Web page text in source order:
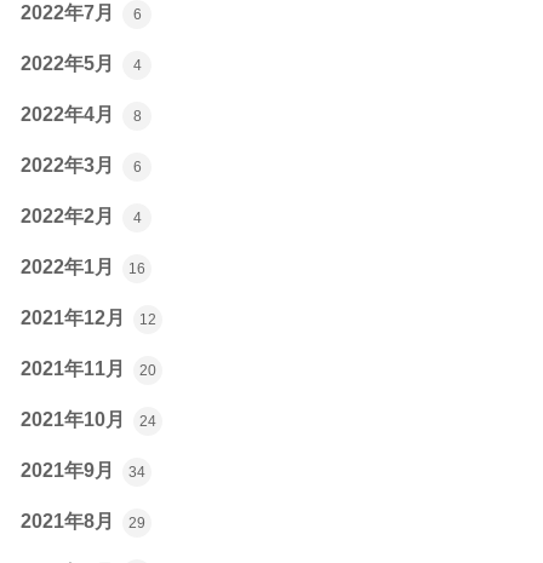
2022年7月 6
2022年5月 4
2022年4月 8
2022年3月 6
2022年2月 4
2022年1月 16
2021年12月 12
2021年11月 20
2021年10月 24
2021年9月 34
2021年8月 29